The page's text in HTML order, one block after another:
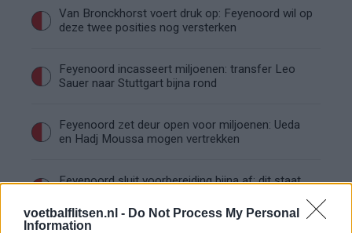
voetbalflitsen.nl - Do Not Process My Personal
Information
Van Bronckhorst voert druk op: Feyenoord wil op
deze twee posities nog versterken
Feyenoord incasseert miljoenen: transfer Leo
Sauer naar Stuttgart bijna rond
Feyenoord zet deur open voor miljoenen: Ueda
en Hadj Moussa mogen vertrekken
Feyenoord sluit voorbereiding bijna af: dit staat